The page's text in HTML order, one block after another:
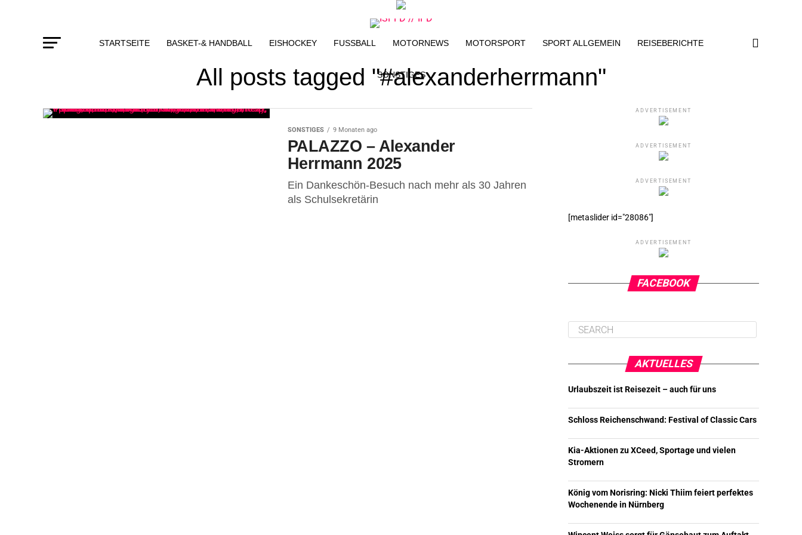
STARTSEITE BASKET-& HANDBALL EISHOCKEY FUSSBALL MOTORNEWS MOTORSPORT SPORT ALLGEMEIN REISEBERICHTE
SONSTIGES
All posts tagged "#alexanderherrmann"
SONSTIGES 9 Monaten ago
PALAZZO – Alexander
Herrmann 2025
Ein Dankeschön-Besuch nach mehr als 30 Jahren
als Schulsekretärin
ADVERTISEMENT
ADVERTISEMENT
ADVERTISEMENT
[metaslider id="28086"]
ADVERTISEMENT
FACEBOOK
AKTUELLES
Urlaubszeit ist Reisezeit – auch für uns
Schloss Reichenschwand: Festival of Classic Cars
Kia-Aktionen zu XCeed, Sportage und vielen
Stromern
König vom Norisring: Nicki Thiim feiert perfektes
Wochenende in Nürnberg